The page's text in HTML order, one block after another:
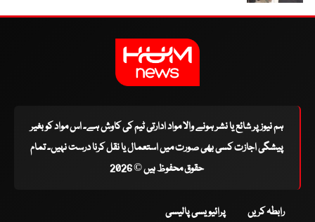
ہم نیوز پر شائع یا نشر ہونے والا مواد ادارتی ٹیم کی کاوش ہے۔ اس مواد کو بغیر
پیشگی اجازت کسی بھی صورت میں استعمال یا نقل کرنا درست نہیں۔ تمام
حقوق محفوظ ہیں © 2026
رابطہ کریں پرائیویسی پالیسی